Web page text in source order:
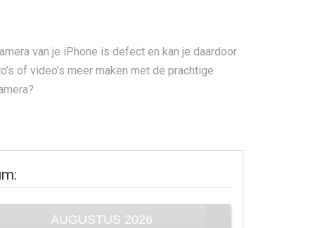
van je iPhone is defect en kan je daardoor
of video’s meer maken met de prachtige
:
AUGUSTUS 2026